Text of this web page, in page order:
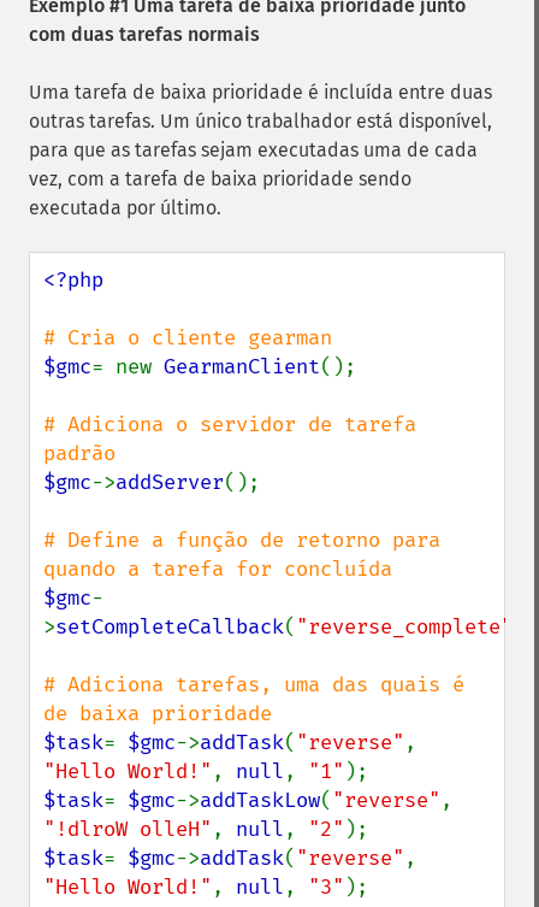
Exemplo #1 Uma tarefa de baixa prioridade junto
com duas tarefas normais
Uma tarefa de baixa prioridade é incluída entre duas
outras tarefas. Um único trabalhador está disponível,
para que as tarefas sejam executadas uma de cada
vez, com a tarefa de baixa prioridade sendo
executada por último.
<?php
$gmc= new GearmanClient();
# Adiciona o servidor de tarefa
$gmc->addServer();
# Define a função de retorno para
$gmc-
>setCompleteCallback( "reverse_complete"
# Adiciona tarefas, uma das quais é
$task= $gmc->addTask( "reverse"
"Hello World!" , null, "1"
$task= $gmc->addTaskLow( "reverse"
"!dlroW olleH" , null, "2"
$task= $gmc->addTask( "reverse"
"Hello World!" , null, "3" );